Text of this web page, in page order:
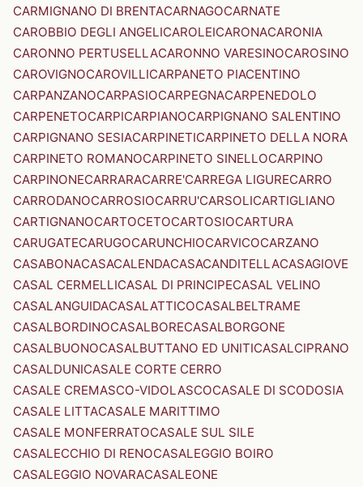
CARMIGNANO DI BRENTACARNAGOCARNATE
CAROBBIO DEGLI ANGELICAROLEICARONACARONIA
CARONNO PERTUSELLACARONNO VARESINOCAROSINO
CAROVIGNOCAROVILLICARPANETO PIACENTINO
CARPANZANOCARPASIOCARPEGNACARPENEDOLO
CARPENETOCARPICARPIANOCARPIGNANO SALENTINO
CARPIGNANO SESIACARPINETICARPINETO DELLA NORA
CARPINETO ROMANOCARPINETO SINELLOCARPINO
CARPINONECARRARACARRE'CARREGA LIGURECARRO
CARRODANOCARROSIOCARRU'CARSOLICARTIGLIANO
CARTIGNANOCARTOCETOCARTOSIOCARTURA
CARUGATECARUGOCARUNCHIOCARVICOCARZANO
CASABONACASACALENDACASACANDITELLACASAGIOVE
CASAL CERMELLICASAL DI PRINCIPECASAL VELINO
CASALANGUIDACASALATTICOCASALBELTRAME
CASALBORDINOCASALBORECASALBORGONE
CASALBUONOCASALBUTTANO ED UNITICASALCIPRANO
CASALDUNICASALE CORTE CERRO
CASALE CREMASCO-VIDOLASCOCASALE DI SCODOSIA
CASALE LITTACASALE MARITTIMO
CASALE MONFERRATOCASALE SUL SILE
CASALECCHIO DI RENOCASALEGGIO BOIRO
CASALEGGIO NOVARACASALEONE